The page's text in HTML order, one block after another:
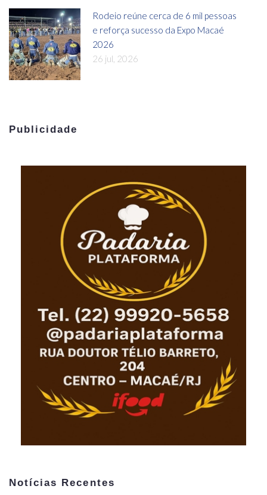
Rodeio reúne cerca de 6 mil pessoas
e reforça sucesso da Expo Macaé
2026
26 jul, 2026
Publicidade
Notícias Recentes